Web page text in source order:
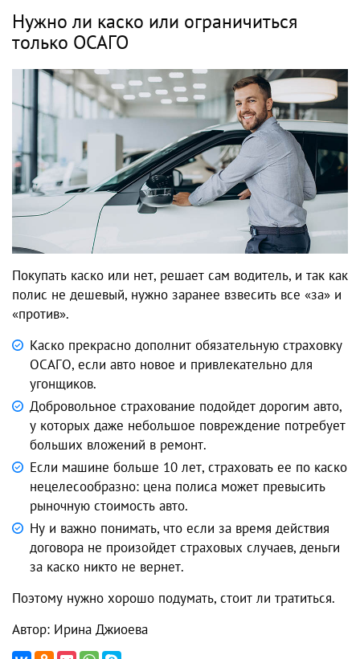
Нужно ли каско или ограничиться
только ОСАГО
Покупать каско или нет, решает сам водитель, и так как
полис не дешевый, нужно заранее взвесить все «за» и
«против».
Каско прекрасно дополнит обязательную страховку
ОСАГО, если авто новое и привлекательно для
угонщиков.
Добровольное страхование подойдет дорогим авто,
у которых даже небольшое повреждение потребует
больших вложений в ремонт.
Если машине больше 10 лет, страховать ее по каско
нецелесообразно: цена полиса может превысить
рыночную стоимость авто.
Ну и важно понимать, что если за время действия
договора не произойдет страховых случаев, деньги
за каско никто не вернет.
Поэтому нужно хорошо подумать, стоит ли тратиться.
Автор: Ирина Джиоева